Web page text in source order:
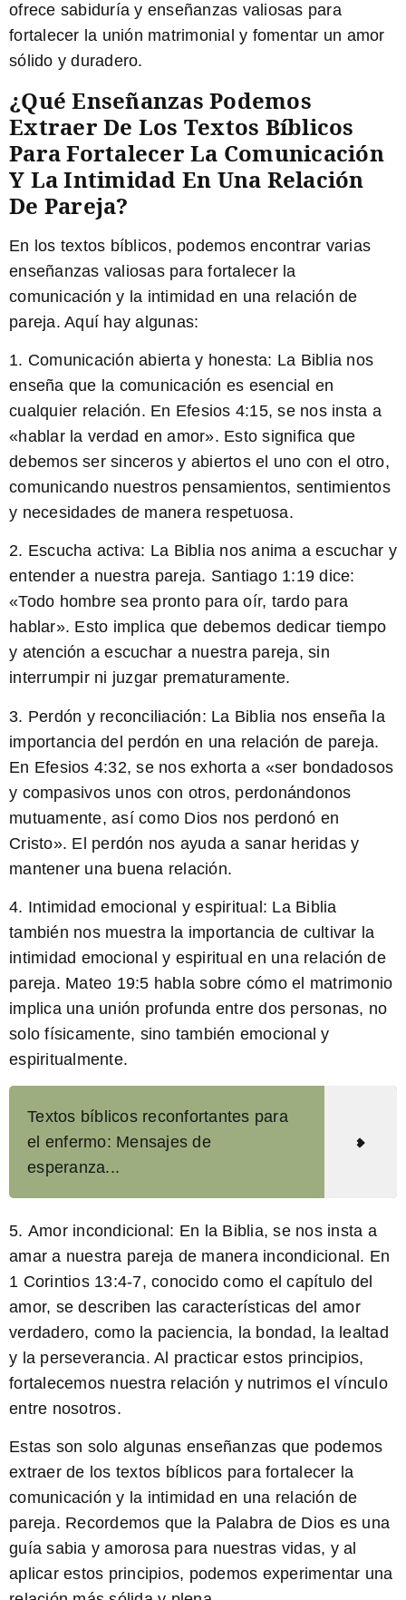
ofrece sabiduría y enseñanzas valiosas para
fortalecer la unión matrimonial y fomentar un amor
sólido y duradero.
¿Qué Enseñanzas Podemos
Extraer De Los Textos Bíblicos
Para Fortalecer La Comunicación
Y La Intimidad En Una Relación
De Pareja?
En los textos bíblicos, podemos encontrar varias
enseñanzas valiosas para fortalecer la
comunicación y la intimidad en una relación de
pareja. Aquí hay algunas:
1. Comunicación abierta y honesta: La Biblia nos
enseña que la comunicación es esencial en
cualquier relación. En Efesios 4:15, se nos insta a
«hablar la verdad en amor». Esto significa que
debemos ser sinceros y abiertos el uno con el otro,
comunicando nuestros pensamientos, sentimientos
y necesidades de manera respetuosa.
2. Escucha activa: La Biblia nos anima a escuchar y
entender a nuestra pareja. Santiago 1:19 dice:
«Todo hombre sea pronto para oír, tardo para
hablar». Esto implica que debemos dedicar tiempo
y atención a escuchar a nuestra pareja, sin
interrumpir ni juzgar prematuramente.
3. Perdón y reconciliación: La Biblia nos enseña la
importancia del perdón en una relación de pareja.
En Efesios 4:32, se nos exhorta a «ser bondadosos
y compasivos unos con otros, perdonándonos
mutuamente, así como Dios nos perdonó en
Cristo». El perdón nos ayuda a sanar heridas y
mantener una buena relación.
4. Intimidad emocional y espiritual: La Biblia
también nos muestra la importancia de cultivar la
intimidad emocional y espiritual en una relación de
pareja. Mateo 19:5 habla sobre cómo el matrimonio
implica una unión profunda entre dos personas, no
solo físicamente, sino también emocional y
espiritualmente.
Textos bíblicos reconfortantes para
el enfermo: Mensajes de
esperanza...
5. Amor incondicional: En la Biblia, se nos insta a
amar a nuestra pareja de manera incondicional. En
1 Corintios 13:4-7, conocido como el capítulo del
amor, se describen las características del amor
verdadero, como la paciencia, la bondad, la lealtad
y la perseverancia. Al practicar estos principios,
fortalecemos nuestra relación y nutrimos el vínculo
entre nosotros.
Estas son solo algunas enseñanzas que podemos
extraer de los textos bíblicos para fortalecer la
comunicación y la intimidad en una relación de
pareja. Recordemos que la Palabra de Dios es una
guía sabia y amorosa para nuestras vidas, y al
aplicar estos principios, podemos experimentar una